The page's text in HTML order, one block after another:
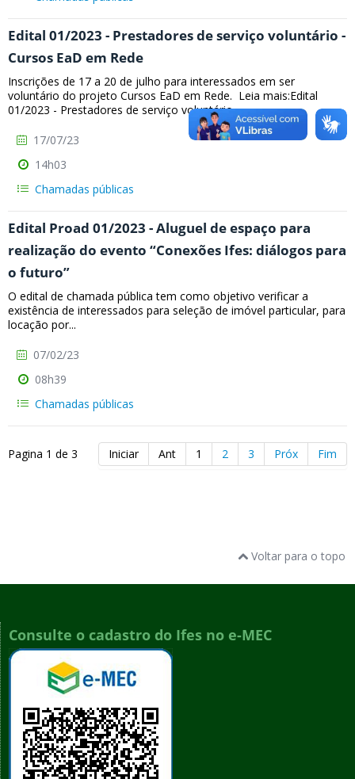
Edital 01/2023 - Prestadores de serviço voluntário -
Cursos EaD em Rede
Inscrições de 17 a 20 de julho para interessados em ser
voluntário do projeto Cursos EaD em Rede. Leia mais:Edital
01/2023 - Prestadores de serviço voluntário...
17/07/23
14h03
Chamadas públicas
Edital Proad 01/2023 - Aluguel de espaço para
realização do evento “Conexões Ifes: diálogos para
o futuro”
O edital de chamada pública tem como objetivo verificar a
existência de interessados para seleção de imóvel particular, para
locação por...
07/02/23
08h39
Chamadas públicas
Pagina 1 de 3 Iniciar Ant 1 2 3 Próx Fim
Voltar para o topo
Consulte o cadastro do Ifes no e-MEC